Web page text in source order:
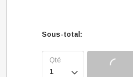
Sous-total:
